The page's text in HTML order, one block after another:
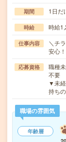
期間 1日だ
時給 時給
仕事内容
＼チ
安心
応募資格
職種
不要
▼未
持ち
職場の雰囲気
年齢層